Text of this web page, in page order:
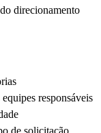
direcionamento
responsáveis
de solicitação